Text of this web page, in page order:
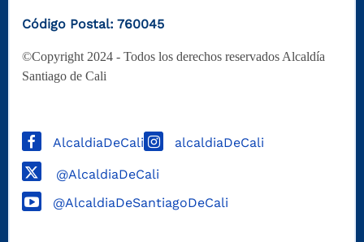
Código Postal: 760045
©Copyright 2024 - Todos los derechos reservados Alcaldía
Santiago de Cali
AlcaldiaDeCali alcaldiaDeCali
@AlcaldiaDeCali
@AlcaldiaDeSantiagoDeCali